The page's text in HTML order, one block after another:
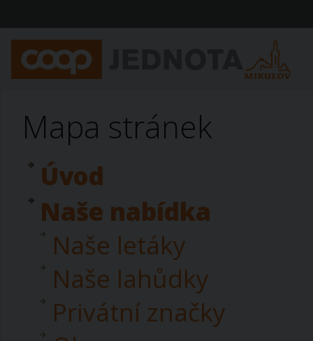
Mapa stránek
Úvod
Naše nabídka
Naše letáky
Naše lahůdky
Privátní značky